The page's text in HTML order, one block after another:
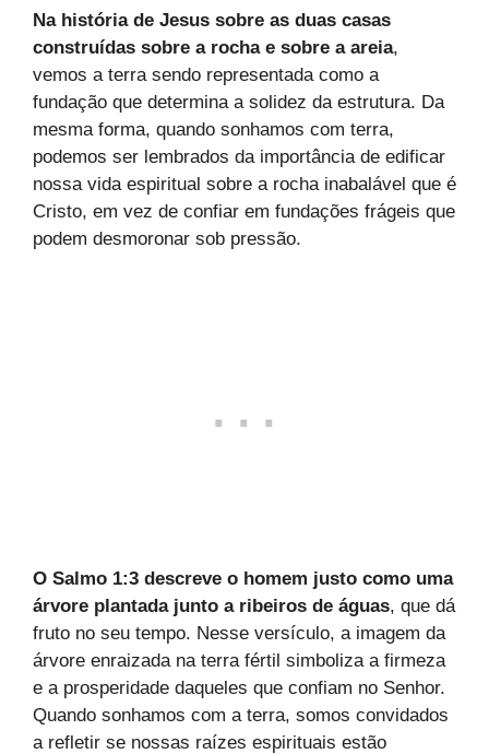
Na história de Jesus sobre as duas casas
construídas sobre a rocha e sobre a areia,
vemos a terra sendo representada como a
fundação que determina a solidez da estrutura. Da
mesma forma, quando sonhamos com terra,
podemos ser lembrados da importância de edificar
nossa vida espiritual sobre a rocha inabalável que é
Cristo, em vez de confiar em fundações frágeis que
podem desmoronar sob pressão.
O Salmo 1:3 descreve o homem justo como uma
árvore plantada junto a ribeiros de águas, que dá
fruto no seu tempo. Nesse versículo, a imagem da
árvore enraizada na terra fértil simboliza a firmeza
e a prosperidade daqueles que confiam no Senhor.
Quando sonhamos com a terra, somos convidados
a refletir se nossas raízes espirituais estão